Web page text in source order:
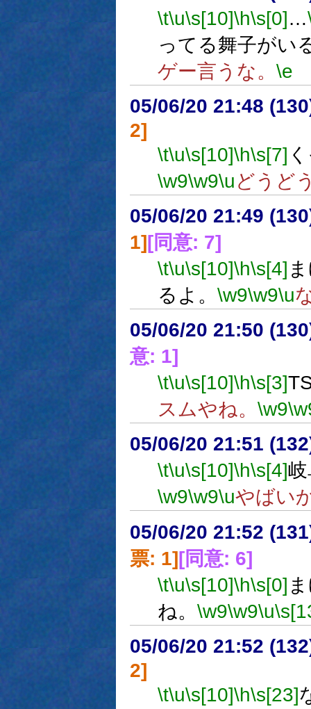
\t\u\s[10]\h\s[0]…
ってる舞子がい
ゲー言うな。 \e
05/06/20 21:48
2]
\t\u\s[10]\h\s[7]
\w9\w9\uどうど
05/06/20 21:49
1][同意: 7]
\t\u\s[10]\h\s[4]
るよ。 \w9\w9\u
05/06/20 21:50
意: 1]
\t\u\s[10]\h\s[3]
スムやね。 \w9
05/06/20 21:51
\t\u\s[10]\h\s[4]
\w9\w9\uやばい
05/06/20 21:52
票: 1][同意: 6]
\t\u\s[10]\h\s[0]
ね。 \w9\w9\u
05/06/20 21:52
2]
\t\u\s[10]\h\s[23]